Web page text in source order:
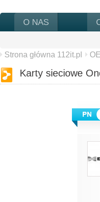
O NAS
Strona główna 112it.pl
Karty sieciowe